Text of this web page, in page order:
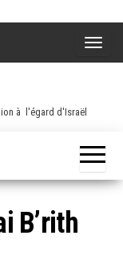
A
h
e
à l'égard d'Israël
B’rith